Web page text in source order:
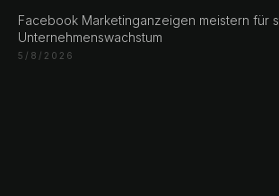
Facebook Marketinganzeigen meistern für
Unternehmenswachstum
5/8/2026
© 2026 NLW Media, Inc. All Rights